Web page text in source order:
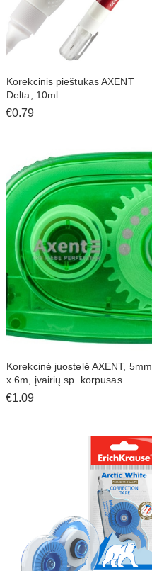
Korekcinis pieštukas AXENT
Delta, 10ml
€0.79
Korekcinė juostelė AXENT, 5mm
x 6m, įvairių sp. korpusas
€1.09